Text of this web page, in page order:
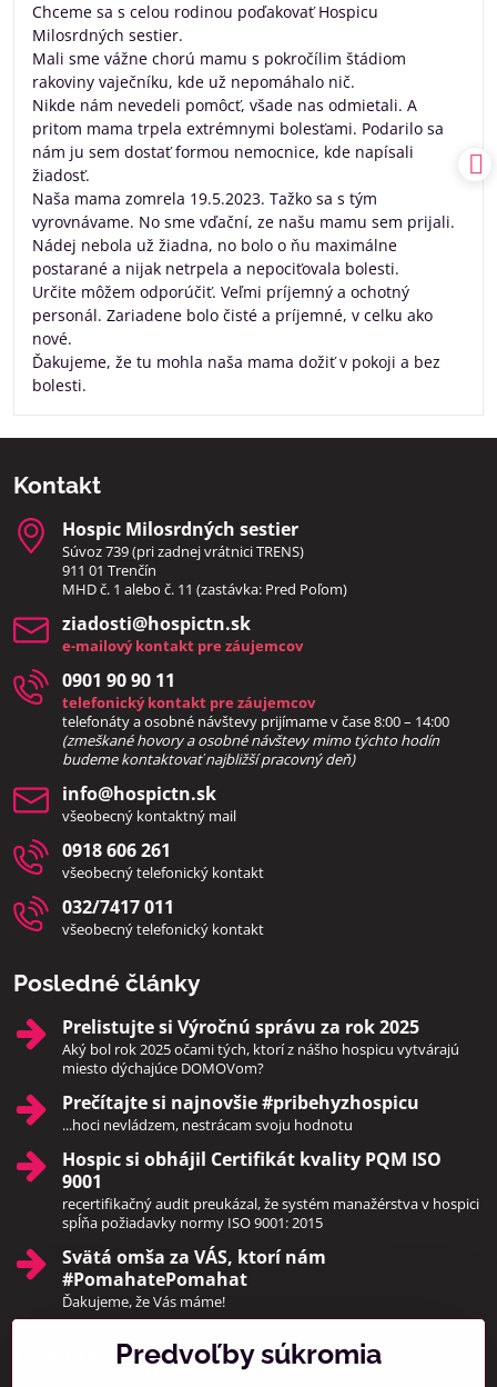
5
Chceme sa s celou rodinou poďakovať Hospicu
Milosrdných sestier.
Mali sme vážne chorú mamu s pokročílim štádiom
rakoviny vaječníku, kde už nepomáhalo nič.
Nikde nám nevedeli pomôcť, všade nas odmietali. A
pritom mama trpela extrémnymi bolesťami. Podarilo sa
nám ju sem dostať formou nemocnice, kde napísali
žiadosť.
Naša mama zomrela 19.5.2023. Tažko sa s tým
vyrovnávame. No sme vďační, ze našu mamu sem prijali.
Nádej nebola už žiadna, no bolo o ňu maximálne
postarané a nijak netrpela a nepociťovala bolesti.
Určite môžem odporúčiť. Veľmi príjemný a ochotný
personál. Zariadene bolo čisté a príjemné, v celku ako
nové.
Ďakujeme, že tu mohla naša mama dožiť v pokoji a bez
bolesti.
Kontakt
Hospic Milosrdných sestier
Súvoz 739 (pri zadnej vrátnici TRENS)
911 01 Trenčín
MHD č. 1 alebo č. 11 (zastávka: Pred Poľom)
ziadosti​@hospictn​.sk
e-mailový kontakt pre záujemcov
0901 90 90 11
telefonický kontakt pre záujemcov
telefonáty a osobné návštevy prijímame v čase 8:00 – 14:00
(zmeškané hovory a osobné návštevy mimo týchto hodín
budeme kontaktovať najbližší pracovný deň)
info​@hospictn​.sk
všeobecný kontaktný mail
0918 606 261
všeobecný telefonický kontakt
032/7417 011
všeobecný telefonický kontakt
Posledné články
Prelistujte si Výročnú správu za rok 2025
Aký bol rok 2025 očami tých, ktorí z nášho hospicu vytvárajú
miesto dýchajúce DOMOVom?
Prečítajte si najnovšie #pribehyzhospicu
...hoci nevládzem, nestrácam svoju hodnotu
Hospic si obhájil Certifikát kvality PQM ISO
9001
recertifikačný audit preukázal, že systém manažérstva v hospici
spĺňa požiadavky normy ISO 9001: 2015
Svätá omša za VÁS, ktorí nám
#PomahatePomahat
Ďakujeme, že Vás máme!
Pridajte sa k námPredvoľby súkromia